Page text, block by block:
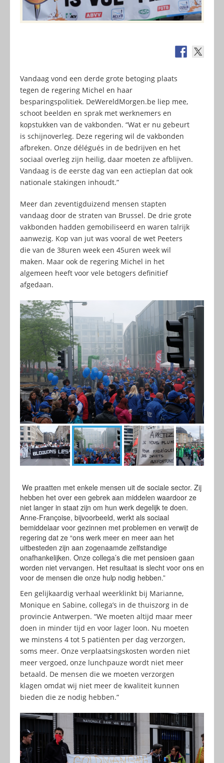
Vandaag vond een derde grote betoging plaats
tegen de regering Michel en haar
besparingspolitiek. DeWereldMorgen.be liep mee,
schoot beelden en sprak met werknemers en
kopstukken van de vakbonden. “Wat er nu gebeurt
is schijnoverleg. Deze regering wil de vakbonden
afbreken. Onze délégués in de bedrijven en het
sociaal overleg zijn heilig, daar moeten ze afblijven.
Vandaag is de eerste dag van een actieplan dat ook
nationale stakingen inhoudt.”
Meer dan zeventigduizend mensen stapten
vandaag door de straten van Brussel. De drie grote
vakbonden hadden gemobiliseerd en waren talrijk
aanwezig. Kop van jut was vooral de wet Peeters
die van de 38uren week een 45uren week wil
maken. Maar ook de regering Michel in het
algemeen heeft voor vele betogers definitief
afgedaan.
We praatten met enkele mensen uit de sociale sector. Zij
hebben het over een gebrek aan middelen waardoor ze
niet langer in staat zijn om hun werk degelijk te doen.
Anne-Françoise, bijvoorbeeld, werkt als sociaal
bemiddelaar voor gezinnen met problemen en verwijt de
regering dat ze “ons werk meer en meer aan het
uitbesteden zijn aan zogenaamde zelfstandige
onafhankelijken. Onze collega’s die met pensioen gaan
worden niet vervangen. Het resultaat is slecht voor ons en
voor de mensen die onze hulp nodig hebben.”
Een gelijkaardig verhaal weerklinkt bij Marianne,
Monique en Sabine, collega’s in de thuiszorg in de
provincie Antwerpen. “We moeten altijd maar meer
doen in minder tijd en voor lager loon. Nu moeten
we minstens 4 tot 5 patiënten per dag verzorgen,
soms meer. Onze verplaatsingskosten worden niet
meer vergoed, onze lunchpauze wordt niet meer
betaald. De mensen die we moeten verzorgen
klagen omdat wij niet meer de kwaliteit kunnen
bieden die ze nodig hebben.”